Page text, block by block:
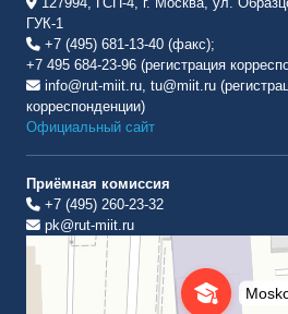
ГУК-1
+7 (495) 681-13-40 (факс);
+7 495 684-23-96 (регистрация
info@rut-miit.ru, tu@miit.ru
корреспонденции)
Официальный сайт
Приёмная комиссия
+7 (495) 260-23-32
pk@rut-miit.ru
Институт международных транспортных
ВУЗ в Москве